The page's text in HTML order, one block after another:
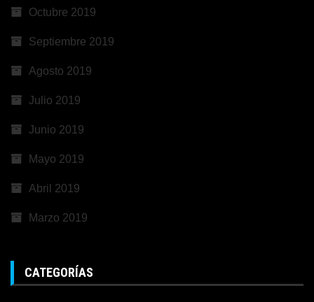
Octubre 2019
Septiembre 2019
Agosto 2019
Julio 2019
Junio 2019
Mayo 2019
Abril 2019
Marzo 2019
CATEGORÍAS